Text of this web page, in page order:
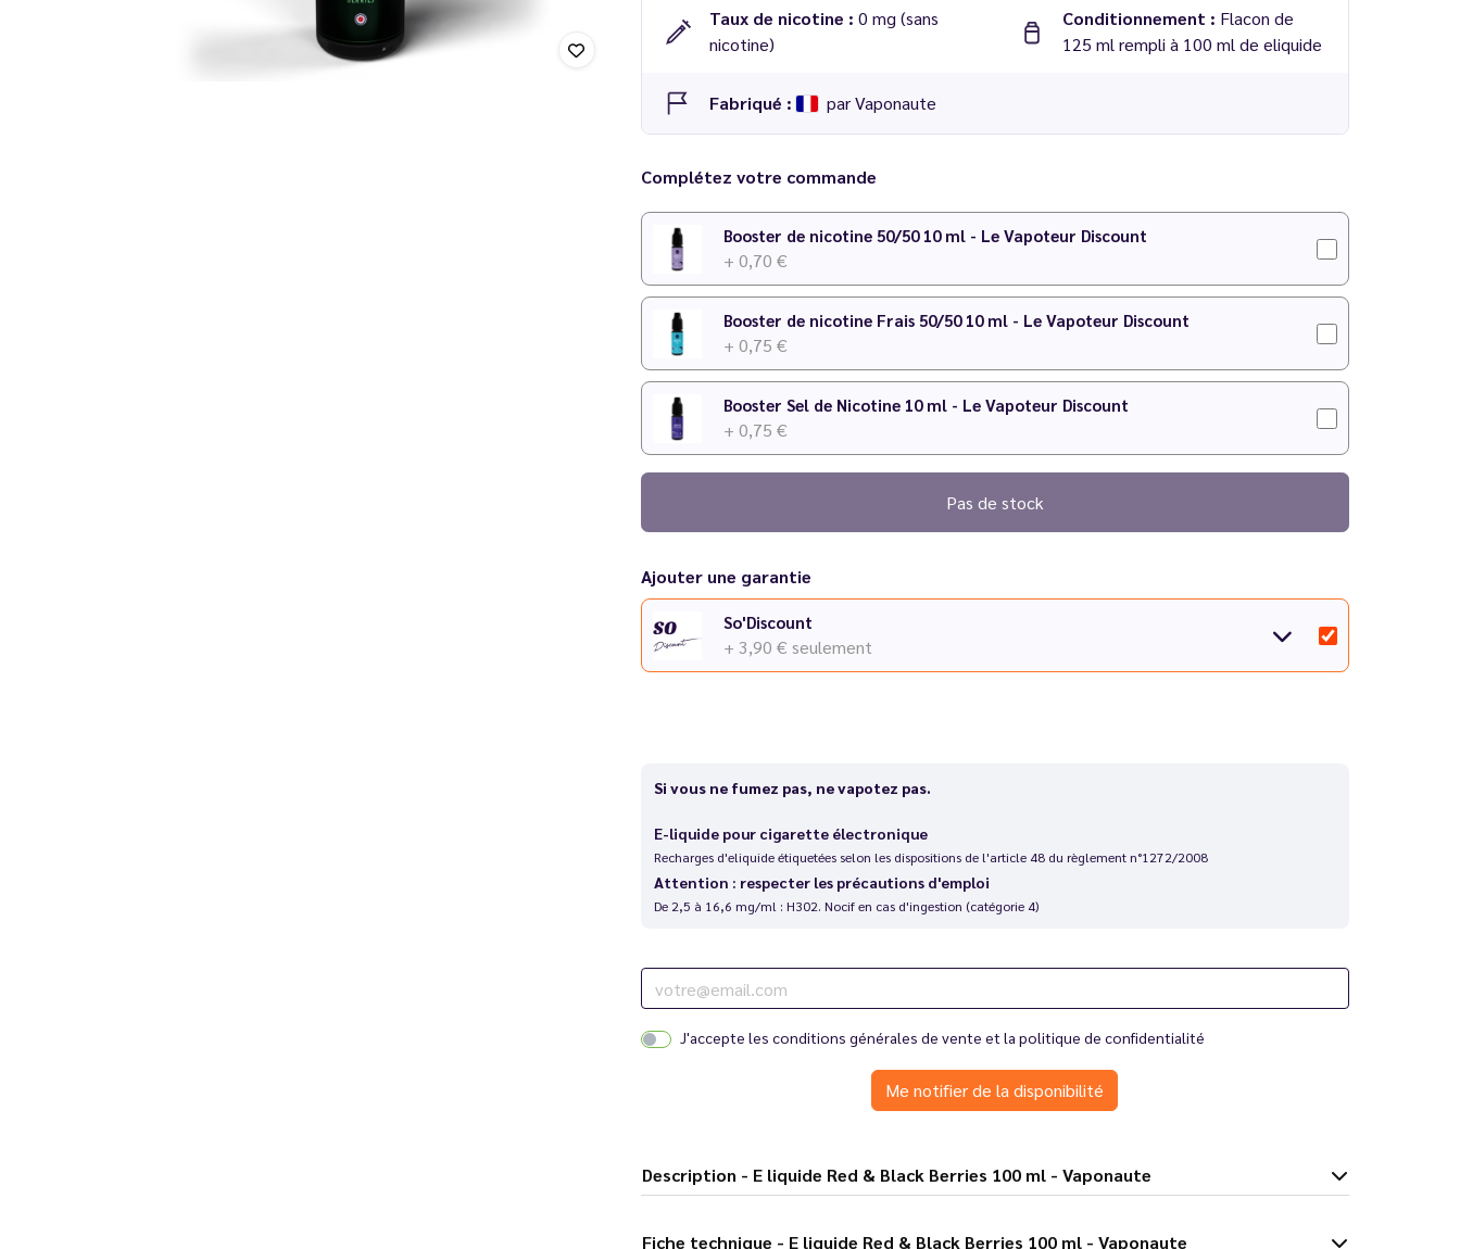
Taux de nicotine : 0 mg (sans
nicotine)
Conditionnement : Flacon de
125 ml rempli à 100 ml de eliquide
Fabriqué : par Vaponaute
Complétez votre commande
Booster de nicotine 50/50 10 ml - Le Vapoteur Discount
+ 0,70 €
Booster de nicotine Frais 50/50 10 ml - Le Vapoteur Discount
+ 0,75 €
Booster Sel de Nicotine 10 ml - Le Vapoteur Discount
+ 0,75 €
Pas de stock
Ajouter une garantie
So'Discount
+ 3,90 € seulement
Si vous ne fumez pas, ne vapotez pas.
E-liquide pour cigarette électronique
Recharges d'eliquide étiquetées selon les dispositions de l'article 48 du règlement n°1272/2008
Attention : respecter les précautions d'emploi
De 2,5 à 16,6 mg/ml : H302. Nocif en cas d'ingestion (catégorie 4)
J'accepte les conditions générales de vente et la politique de confidentialité
Me notifier de la disponibilité
Description - E liquide Red & Black Berries 100 ml - Vaponaute
Fiche technique - E liquide Red & Black Berries 100 ml - Vaponaute